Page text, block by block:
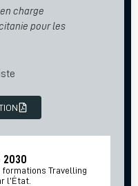
charge
pour les
2030
formations Travelling
l’État.